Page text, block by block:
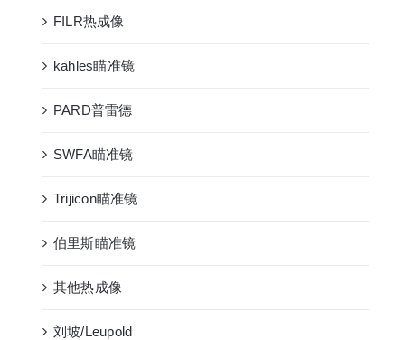
FILR热成像
kahles瞄准镜
PARD普雷德
SWFA瞄准镜
Trijicon瞄准镜
伯里斯瞄准镜
其他热成像
刘坡/Leupold